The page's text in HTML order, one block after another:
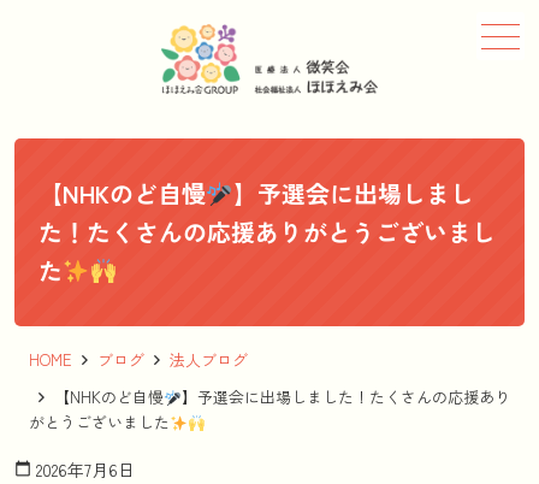
【NHKのど自慢
】予選会に出場しまし
た！たくさんの応援ありがとうございまし
た
HOME ブログ
法人ブログ
【NHKのど自慢
】予選会に出場しました！たくさんの応援あり
がとうございました
calendar_today 2026年7月6日